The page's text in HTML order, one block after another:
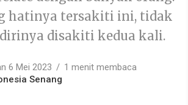
hatinya tersakiti ini, tidak
disakiti kedua kali.
6 Mei 2023
1 menit membaca
Senang